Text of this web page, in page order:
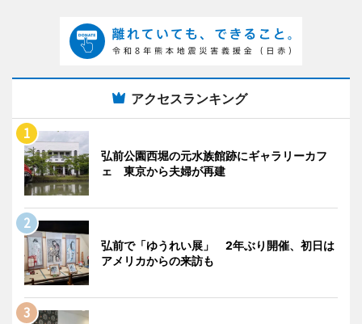
アクセスランキング
弘前公園西堀の元水族館跡にギャラリーカフ
ェ 東京から夫婦が再建
弘前で「ゆうれい展」 2年ぶり開催、初日は
アメリカからの来訪も